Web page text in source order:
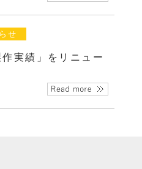
せ
実績」をリニュー